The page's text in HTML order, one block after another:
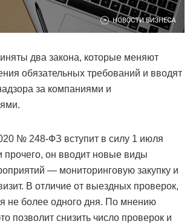
два закона, которые меняют
обязательных требований и вводят
за компаниями и
№ 248-ФЗ вступит в силу 1 июля
прочего, он вводит новые виды
— мониторинговую закупку и
В отличие от выездных проверок,
не более одного дня. По мнению
позволит снизить число проверок и